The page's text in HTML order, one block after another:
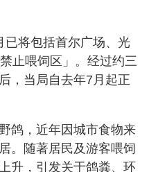
已将包括首尔广场、光
止喂饲区」。经过约三
，当局自去年7月起正
鸽，近年因城市食物来
。随著居民及游客喂饲
升，引发关于鸽粪、环